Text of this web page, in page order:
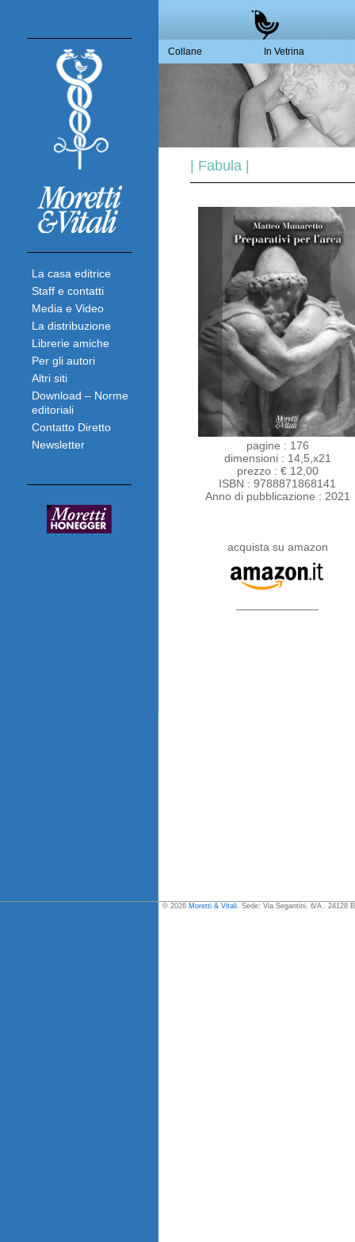
La casa editrice
Staff e contatti
Media e Video
La distribuzione
Librerie amiche
Per gli autori
Altri siti
Download – Norme
editoriali
Contatto Diretto
Newsletter
Collane In Vetrina
| Fabula |
pagine : 176
dimensioni : 14,5,x21
prezzo : € 12,00
ISBN : 9788871868141
Anno di pubblicazione : 2021
acquista su amazon
© 2026 Moretti & Vitali . Sede: Via Segantini, 6/A . 24128